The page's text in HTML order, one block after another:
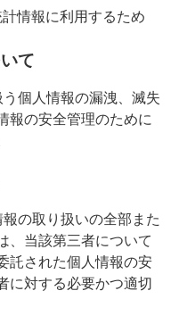
情報に利用するため
て
個人情報の漏洩、滅失
報の安全管理のために
の取り扱いの全部また
、当該第三者について
託された個人情報の安
に対する必要かつ適切